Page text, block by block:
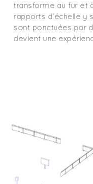
transforme au fur et
rapports d’échelle y
sont ponctuées par
devient une